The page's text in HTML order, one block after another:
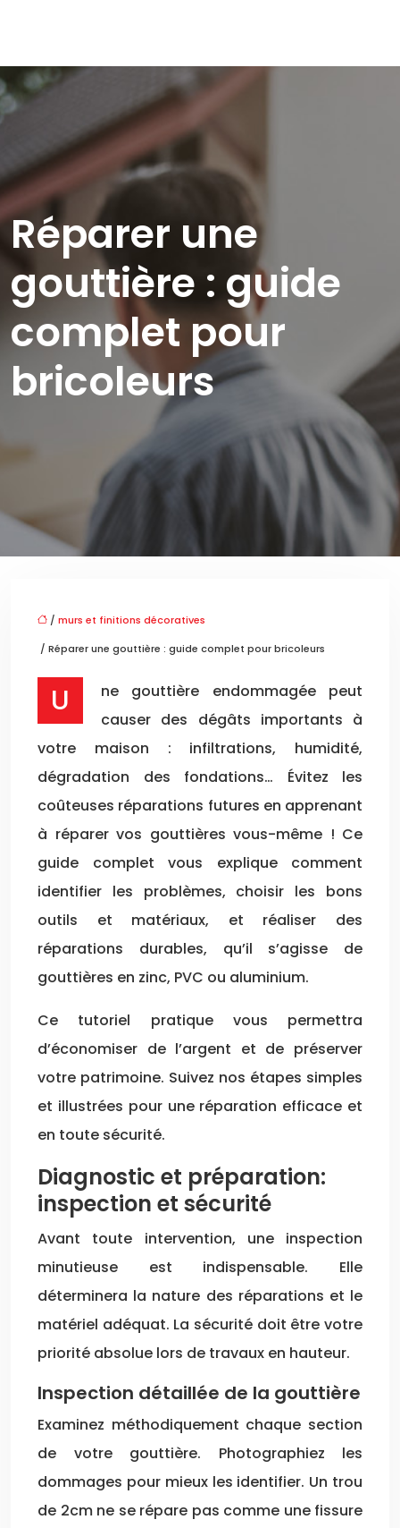
Réparer une
gouttière : guide
complet pour
bricoleurs
/ murs et finitions décoratives
/ Réparer une gouttière : guide complet pour bricoleurs
Une gouttière endommagée peut
causer des dégâts importants à
votre maison : infiltrations, humidité,
dégradation des fondations… Évitez les
coûteuses réparations futures en apprenant
à réparer vos gouttières vous-même ! Ce
guide complet vous explique comment
identifier les problèmes, choisir les bons
outils et matériaux, et réaliser des
réparations durables, qu’il s’agisse de
gouttières en zinc, PVC ou aluminium.
Ce tutoriel pratique vous permettra
d’économiser de l’argent et de préserver
votre patrimoine. Suivez nos étapes simples
et illustrées pour une réparation efficace et
en toute sécurité.
Diagnostic et préparation:
inspection et sécurité
Avant toute intervention, une inspection
minutieuse est indispensable. Elle
déterminera la nature des réparations et le
matériel adéquat. La sécurité doit être votre
priorité absolue lors de travaux en hauteur.
Inspection détaillée de la gouttière
Examinez méthodiquement chaque section
de votre gouttière. Photographiez les
dommages pour mieux les identifier. Un trou
de 2cm ne se répare pas comme une fissure